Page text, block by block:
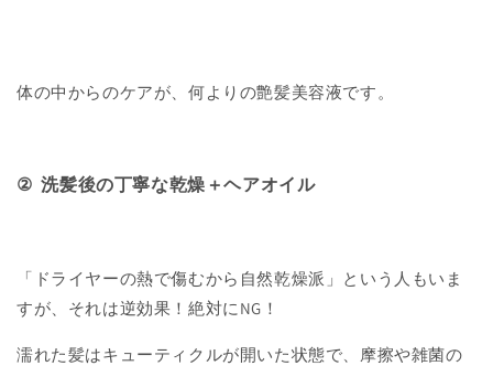
体の中からのケアが、何よりの艶髪美容液です。
② 洗髪後の丁寧な乾燥＋ヘアオイル
「ドライヤーの熱で傷むから自然乾燥派」という人もいま
すが、それは逆効果！絶対に NG ！
濡れた髪はキューティクルが開いた状態で、摩擦や雑菌の